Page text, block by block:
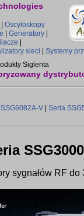
Oscyloskopy
Generatory
sieci
Systemy
Siglenta
SSG6082A-V
Seria
sygnałów RF do